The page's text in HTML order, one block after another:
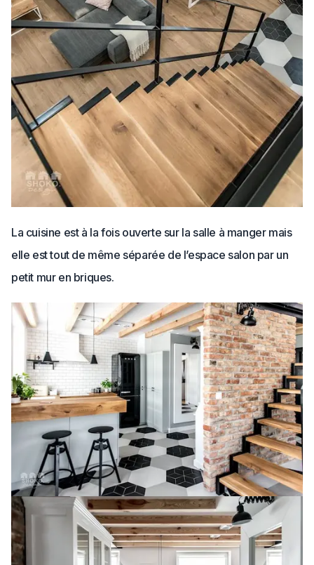
La cuisine est à la fois ouverte sur la salle à manger mais
elle est tout de même séparée de l’espace salon par un
petit mur en briques.